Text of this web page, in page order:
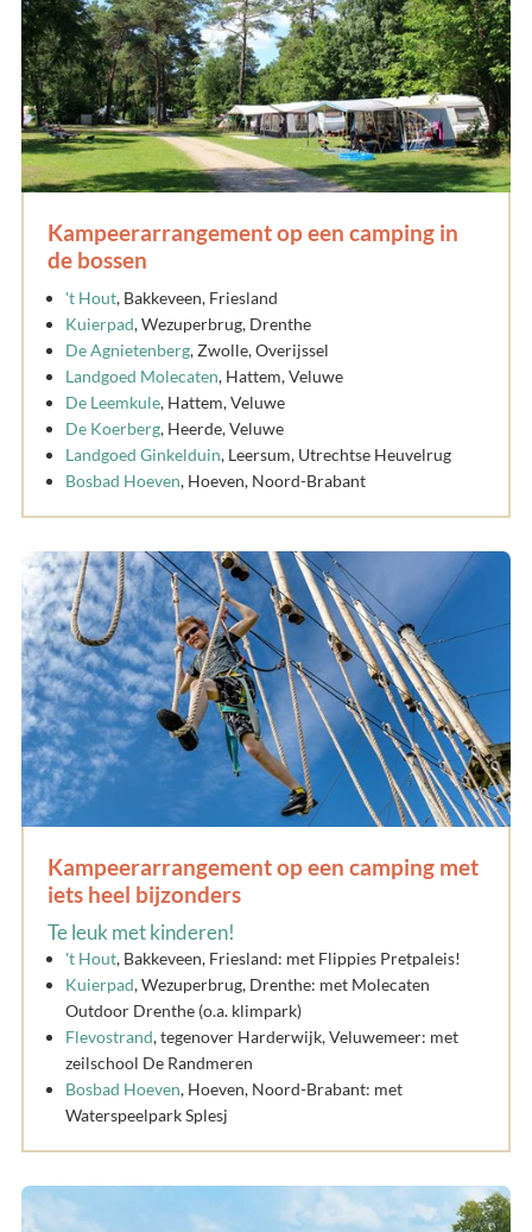
Kampeerarrangement op een camping in
de bossen
't Hout, Bakkeveen, Friesland
Kuierpad, Wezuperbrug, Drenthe
De Agnietenberg, Zwolle, Overijssel
Landgoed Molecaten, Hattem, Veluwe
De Leemkule, Hattem, Veluwe
De Koerberg, Heerde, Veluwe
Landgoed Ginkelduin, Leersum, Utrechtse Heuvelrug
Bosbad Hoeven, Hoeven, Noord-Brabant
Kampeerarrangement op een camping met
iets heel bijzonders
Te leuk met kinderen!
't Hout, Bakkeveen, Friesland: met Flippies Pretpaleis!
Kuierpad, Wezuperbrug, Drenthe: met Molecaten
Outdoor Drenthe (o.a. klimpark)
Flevostrand, tegenover Harderwijk, Veluwemeer: met
zeilschool De Randmeren
Bosbad Hoeven, Hoeven, Noord-Brabant: met
Waterspeelpark Splesj